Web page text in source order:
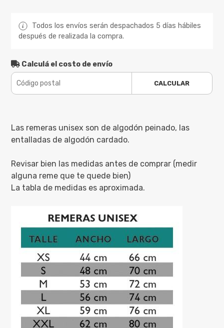
Todos los envíos serán despachados 5 días hábiles
después de realizada la compra.
Calculá el costo de envío
CALCULAR
Las remeras unisex son de algodón peinado, las
entalladas de algodón cardado.
Revisar bien las medidas antes de comprar (medir
alguna reme que te quede bien)
La tabla de medidas es aproximada.